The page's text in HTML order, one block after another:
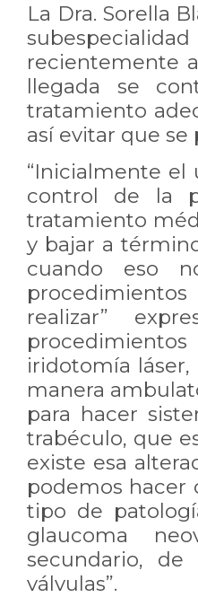
La Dra. Sorella
recientemente
llegada se
tratamiento
así evitar que
“Inicialmente
control de la
tratamiento
y bajar a
cuando eso
realizar”
iridotomía
manera
para hacer
trabéculo, que
existe esa
podemos hacer
tipo de
glaucoma
secundario,
válvulas”.